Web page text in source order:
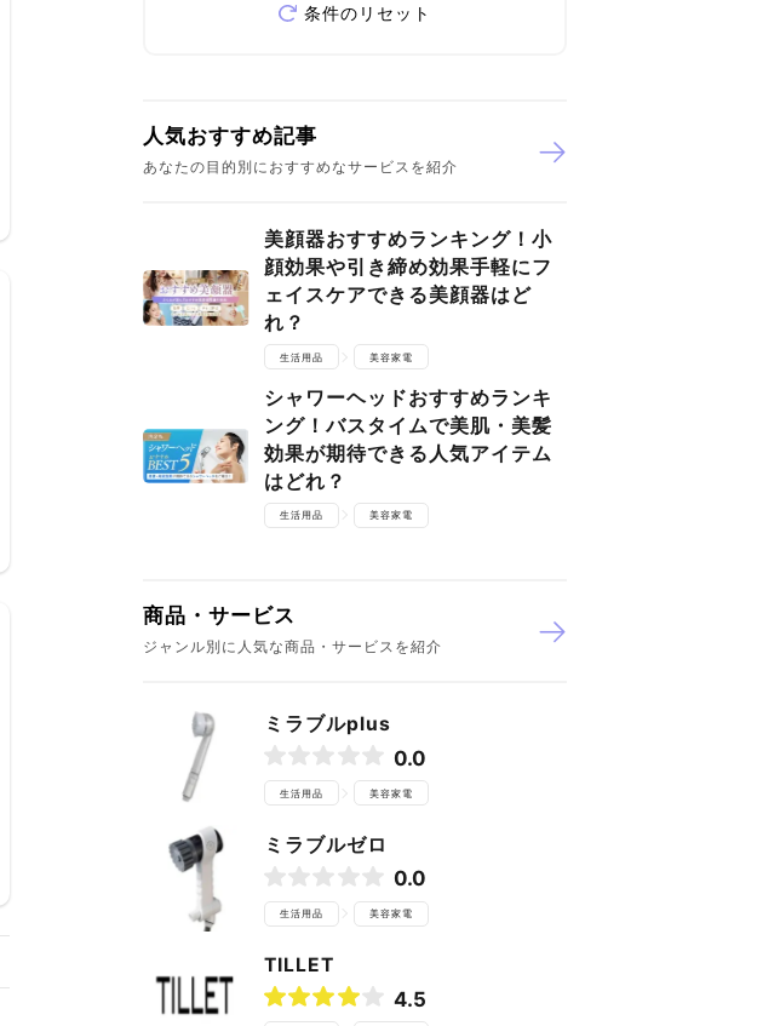
条件のリセット
人気おすすめ記事
あなたの目的別におすすめなサービスを紹介
美顔器おすすめランキング！小
顔効果や引き締め効果手軽にフ
ェイスケアできる美顔器はど
れ？
生活用品 美容家電
シャワーヘッドおすすめランキ
ング！バスタイムで美肌・美髪
効果が期待できる人気アイテム
はどれ？
生活用品 美容家電
商品・サービス
ジャンル別に人気な商品・サービスを紹介
ミラブルplus
0.0
生活用品 美容家電
ミラブルゼロ
0.0
生活用品 美容家電
TILLET
4.5